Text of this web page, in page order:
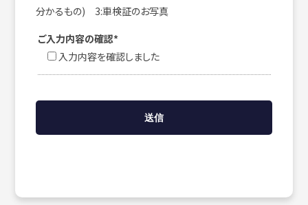
分かるもの) 3:車検証のお写真
ご入力内容の確認*
入力内容を確認しました